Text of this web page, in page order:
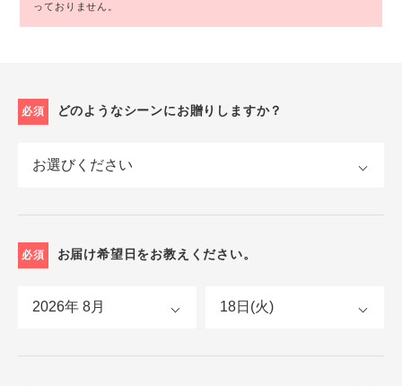
っておりません。
必須 どのようなシーンにお贈りしますか？
必須 お届け希望日をお教えください。